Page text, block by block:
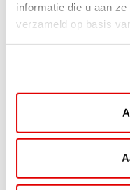
informatie die u aan
verzameld op basis
ViaAVIA Super
ViaLuxury
ViaAVIA Super Deal:
Toe aan een